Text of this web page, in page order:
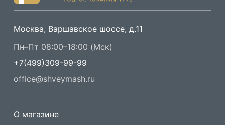
Москва, Варшавское шоссе, д.11
Пн–Пт 08:00–18:00 (Мск)
+7(499)309-99-99
office@shveymash.ru
О магазине